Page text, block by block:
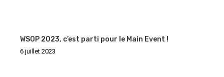
WSOP 2023, c’est parti pour le Main Event !
6 juillet 2023